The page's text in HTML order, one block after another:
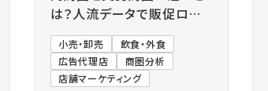
は？人流データで販促ロス
を防ぐ「真の集客エリア」を
可視化する方法
小売・卸売
飲食・外食
広告代理店
商圏分析
店舗マーケティング